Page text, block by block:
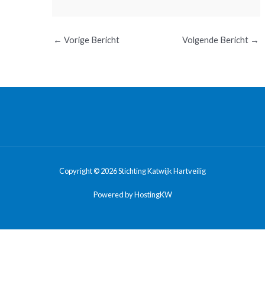
← Vorige Bericht Volgende Bericht →
Copyright © 2026 Stichting Katwijk Hartveilig
Powered by HostingKW